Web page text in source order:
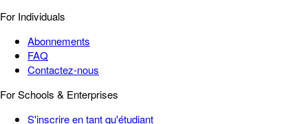
For Individuals
Abonnements
FAQ
Contactez-nous
For Schools & Enterprises
S'inscrire en tant qu'étudiant